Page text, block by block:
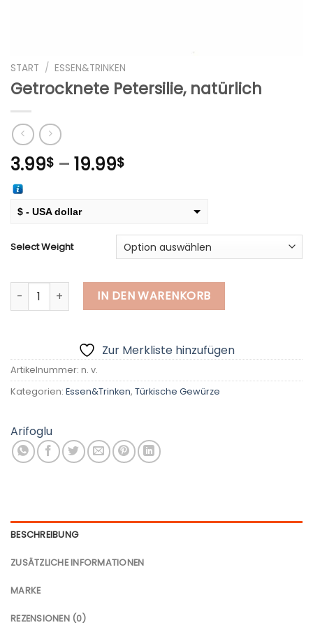
START / ESSEN&TRINKEN
Getrocknete Petersilie, natürlich
3.99$ – 19.99$Preisspanne:
$ - USA dollar
Select Weight
Getrocknete Petersilie, natürlich Menge
IN DEN WARENKORB
Zur Merkliste hinzufügen
Artikelnummer: n. v.
Kategorien: Essen&Trinken, Türkische Gewürze
Arifoglu
BESCHREIBUNG
ZUSÄTZLICHE INFORMATIONEN
MARKE
REZENSIONEN (0)